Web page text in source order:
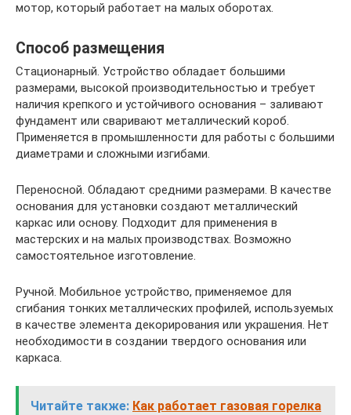
мотор, который работает на малых оборотах.
Способ размещения
Стационарный. Устройство обладает большими
размерами, высокой производительностью и требует
наличия крепкого и устойчивого основания – заливают
фундамент или сваривают металлический короб.
Применяется в промышленности для работы с большими
диаметрами и сложными изгибами.
Переносной. Обладают средними размерами. В качестве
основания для установки создают металлический
каркас или основу. Подходит для применения в
мастерских и на малых производствах. Возможно
самостоятельное изготовление.
Ручной. Мобильное устройство, применяемое для
сгибания тонких металлических профилей, используемых
в качестве элемента декорирования или украшения. Нет
необходимости в создании твердого основания или
каркаса.
Читайте также: Как работает газовая горелка